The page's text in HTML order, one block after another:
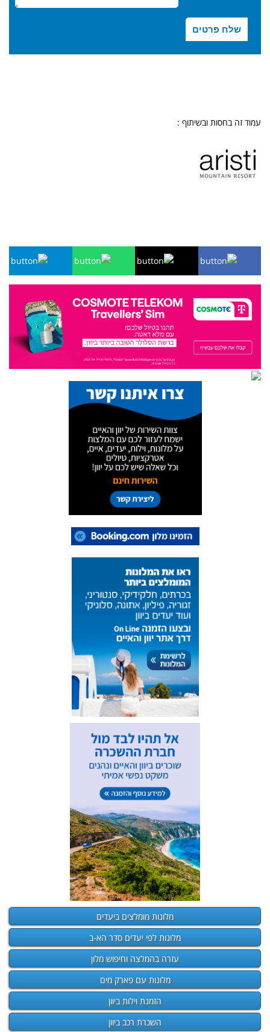
עמוד זה בחסות ובשיתוף :
מלונות מומלצים ביעדים
מלונות לפי יעדים סדר הא-ב
עזרה בהמלצה וחיפוש מלון
מלונות עם פארק מים
הזמנת וילות ביוון
השכרת רכב ביוון